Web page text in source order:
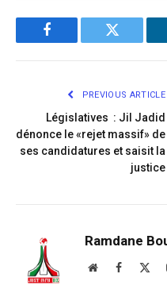
Facebook Twitter
PREVIOUS ARTICLE
Législatives : Jil Jadid
dénonce le «rejet massif» de
ses candidatures et saisit la
justice
Ramdane
WebsiteFacebook